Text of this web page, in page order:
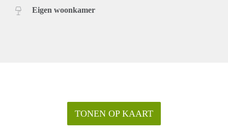
Eigen woonkamer
TONEN OP KAART